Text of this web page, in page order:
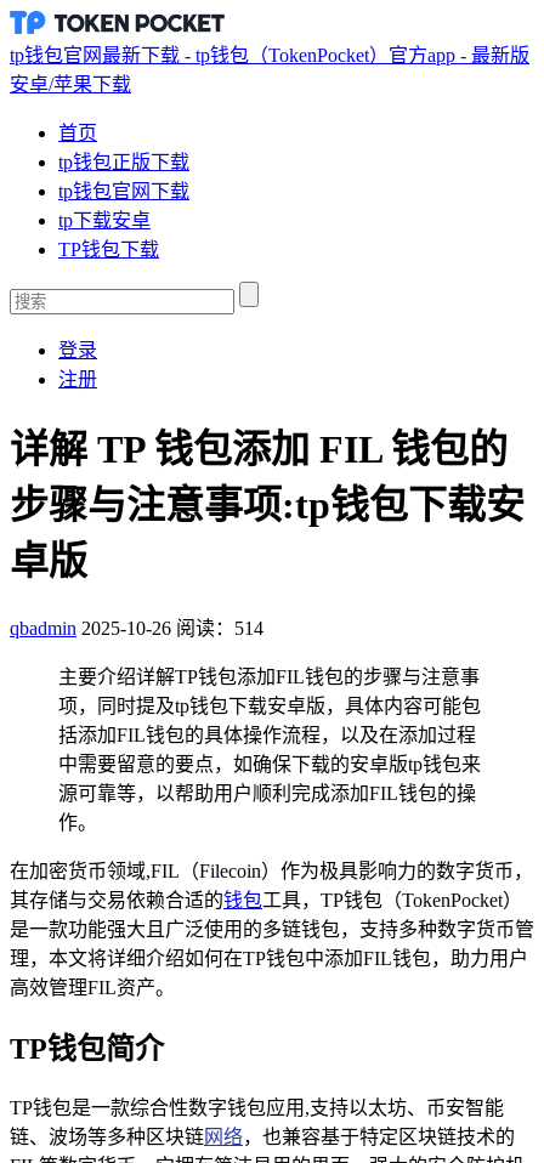
tp钱包官网最新下载 - tp钱包（TokenPocket）官方app - 最新版
安卓/苹果下载
首页
tp钱包正版下载
tp钱包官网下载
tp下载安卓
TP钱包下载
登录
注册
详解 TP 钱包添加 FIL 钱包的
步骤与注意事项:tp钱包下载安
卓版
qbadmin 2025-10-26 阅读：514
主要介绍详解TP钱包添加FIL钱包的步骤与注意事
项，同时提及tp钱包下载安卓版，具体内容可能包
括添加FIL钱包的具体操作流程，以及在添加过程
中需要留意的要点，如确保下载的安卓版tp钱包来
源可靠等，以帮助用户顺利完成添加FIL钱包的操
作。
在加密货币领域,FIL（Filecoin）作为极具影响力的数字货币，
其存储与交易依赖合适的钱包工具，TP钱包（TokenPocket）
是一款功能强大且广泛使用的多链钱包，支持多种数字货币管
理，本文将详细介绍如何在TP钱包中添加FIL钱包，助力用户
高效管理FIL资产。
TP钱包简介
TP钱包是一款综合性数字钱包应用,支持以太坊、币安智能
链、波场等多种区块链网络，也兼容基于特定区块链技术的